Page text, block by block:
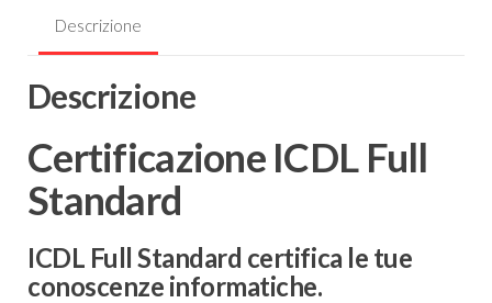
Descrizione
Descrizione
Certificazione ICDL Full
Standard
ICDL Full Standard certifica le tue
conoscenze informatiche.